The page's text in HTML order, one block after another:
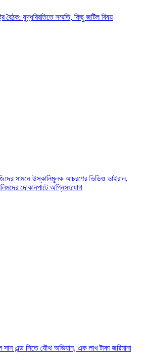
বৈঠক: যুদ্ধবিরতিতে সম্মতি, কিছু জটিল বিষয়
সামনে উস্কানিমূলক আচরণের ভিডিও ভাইরাল,
দোকানপাটে অগ্নিসংযোগ
সান এন্ড সিতে যৌথ অভিযান, এক লাখ টাকা জরিমানা